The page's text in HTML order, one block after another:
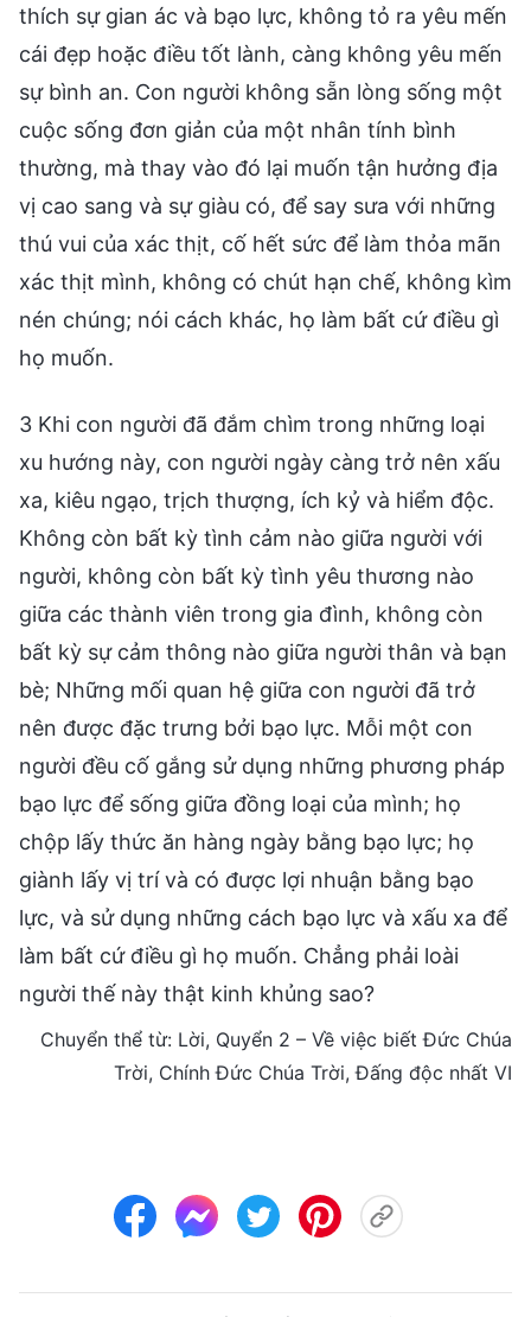
thích sự gian ác và bạo lực, không tỏ ra yêu mến
cái đẹp hoặc điều tốt lành, càng không yêu mến
sự bình an. Con người không sẵn lòng sống một
cuộc sống đơn giản của một nhân tính bình
thường, mà thay vào đó lại muốn tận hưởng địa
vị cao sang và sự giàu có, để say sưa với những
thú vui của xác thịt, cố hết sức để làm thỏa mãn
xác thịt mình, không có chút hạn chế, không kìm
nén chúng; nói cách khác, họ làm bất cứ điều gì
họ muốn.
3 Khi con người đã đắm chìm trong những loại
xu hướng này, con người ngày càng trở nên xấu
xa, kiêu ngạo, trịch thượng, ích kỷ và hiểm độc.
Không còn bất kỳ tình cảm nào giữa người với
người, không còn bất kỳ tình yêu thương nào
giữa các thành viên trong gia đình, không còn
bất kỳ sự cảm thông nào giữa người thân và bạn
bè; Những mối quan hệ giữa con người đã trở
nên được đặc trưng bởi bạo lực. Mỗi một con
người đều cố gắng sử dụng những phương pháp
bạo lực để sống giữa đồng loại của mình; họ
chộp lấy thức ăn hàng ngày bằng bạo lực; họ
giành lấy vị trí và có được lợi nhuận bằng bạo
lực, và sử dụng những cách bạo lực và xấu xa để
làm bất cứ điều gì họ muốn. Chẳng phải loài
người thế này thật kinh khủng sao?
Chuyển thể từ: Lời, Quyển 2 – Về việc biết Đức Chúa
Trời, Chính Đức Chúa Trời, Đấng độc nhất VI